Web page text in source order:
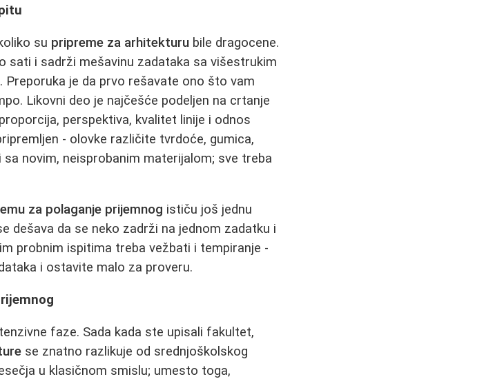
su pripreme za arhitekturu bile dragocene.
sati i sadrži mešavinu zadataka sa višestrukim
je da prvo rešavate ono što vam
Likovni deo je najčešće podeljen na crtanje
perspektiva, kvalitet linije i odnos
- olovke različite tvrdoće, gumica,
novim, neisprobanim materijalom; sve treba
za polaganje prijemnog ističu još jednu
dešava da se neko zadrži na jednom zadatku i
probnim ispitima treba vežbati i tempiranje -
i ostavite malo za proveru.
faze. Sada kada ste upisali fakultet,
se znatno razlikuje od srednjoškolskog
u klasičnom smislu; umesto toga,